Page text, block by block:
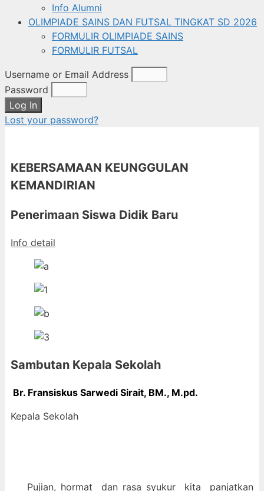
Info Alumni
OLIMPIADE SAINS DAN FUTSAL TINGKAT SD 2026
FORMULIR OLIMPIADE SAINS
FORMULIR FUTSAL
Username or Email Address
Password
Log In
Lost your password?
KEBERSAMAAN KEUNGGULAN
KEMANDIRIAN
Penerimaan Siswa Didik Baru
Info detail
Sambutan Kepala Sekolah
Br. Fransiskus Sarwedi Sirait, BM., M.pd.
Kepala Sekolah
Pujian, hormat dan rasa syukur kita panjatkan